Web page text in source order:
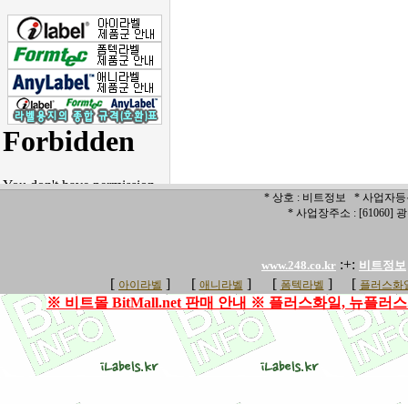
* 상호 : 비트정보 * 사업자등
* 사업장주소 : [61060]
www.248.co.kr :+: 비트정보
[ 아이라벨 ] [ 애니라벨 ] [ 폼텍라벨 ] [ 플러스화
※ 비트몰 BitMall.net 판매 안내 ※ 플러스화일, 뉴플러